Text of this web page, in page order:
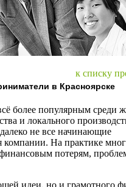
к списку
в Красноярске
более популярным среди
и локального
не все начинающие
компании. На практике
потерям,
идеи, но и грамотного